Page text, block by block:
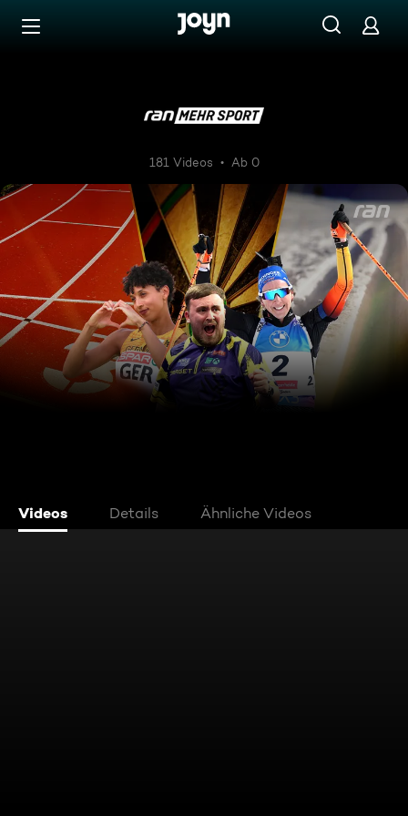
Zum Inhalt springen
ran Mehr Sport
181 Videos Ab 0
Videos Details Ähnliche Videos